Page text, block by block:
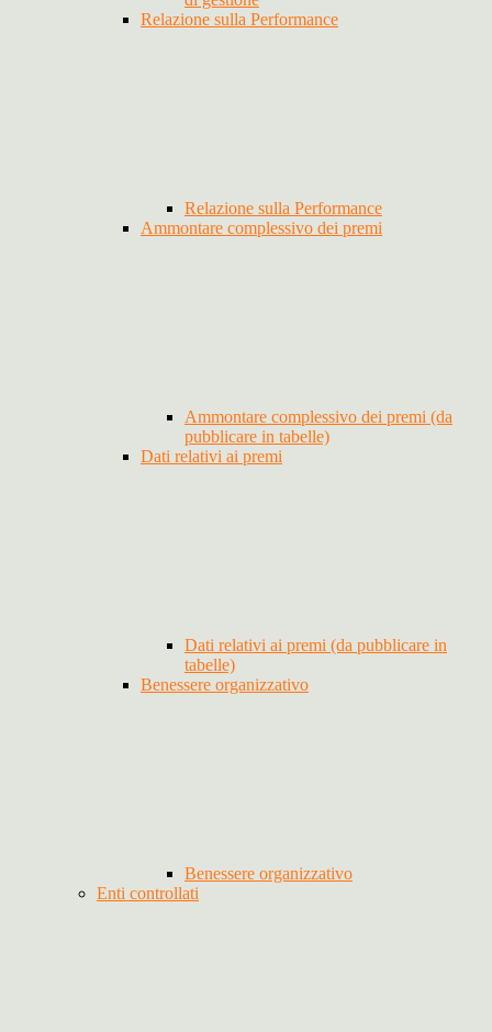
Relazione sulla Performance
Relazione sulla Performance
Ammontare complessivo dei premi
Ammontare complessivo dei premi (da
pubblicare in tabelle)
Dati relativi ai premi
Dati relativi ai premi (da pubblicare in
tabelle)
Benessere organizzativo
Benessere organizzativo
Enti controllati